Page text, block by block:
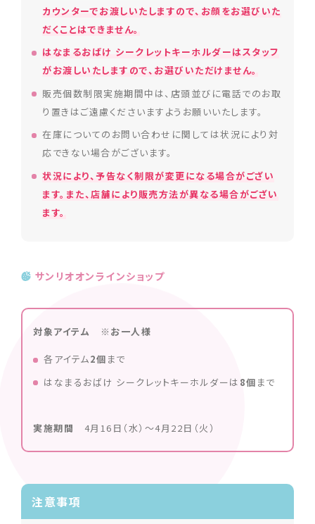
カウンターでお渡しいたしますので、お顔をお選びいた
だくことはできません。
はなまるおばけ シークレットキーホルダーはスタッフ
がお渡しいたしますので、お選びいただけません。
販売個数制限実施期間中は、店頭並びに電話でのお取
り置きはご遠慮くださいますようお願いいたします。
在庫についてのお問い合わせに関しては状況により対
応できない場合がございます。
状況により、予告なく制限が変更になる場合がござい
ます。また、店舗により販売方法が異なる場合がござい
ます。
サンリオオンラインショップ
対象アイテム ※お一人様
各アイテム2個 まで
はなまるおばけ シークレットキーホルダーは 8個 まで
実施期間 4月16日（水）〜4月22日（火）
注意事項